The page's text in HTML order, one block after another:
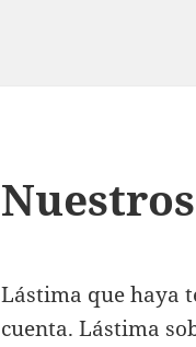
Lástima que haya
cuenta. Lástima